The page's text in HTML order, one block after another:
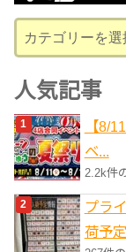
ブ
テ
ゴ
リ
ー
人気記事
【8/
ベ...
2.2k件
プラ
荷予